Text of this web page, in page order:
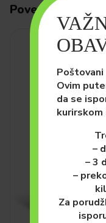
Povezani
Poštovani
Ovim
da se
kurirskom
–
– 3
–
Za